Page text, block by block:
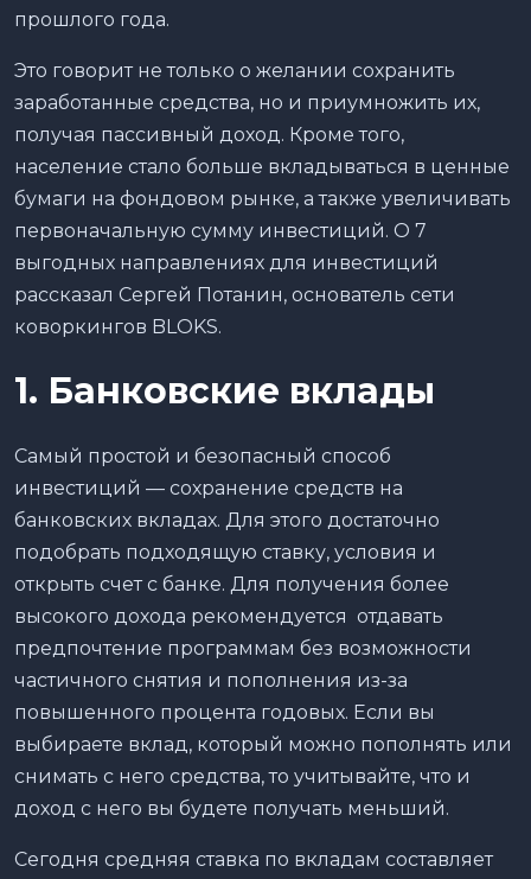
прошлого года.
Это говорит не только о желании сохранить
заработанные средства, но и приумножить их,
получая пассивный доход. Кроме того,
население стало больше вкладываться в ценные
бумаги на фондовом рынке, а также увеличивать
первоначальную сумму инвестиций. О 7
выгодных направлениях для инвестиций
рассказал Сергей Потанин, основатель сети
коворкингов BLOKS.
1. Банковские вклады
Самый простой и безопасный способ
инвестиций — сохранение средств на
банковских вкладах. Для этого достаточно
подобрать подходящую ставку, условия и
открыть счет с банке. Для получения более
высокого дохода рекомендуется отдавать
предпочтение программам без возможности
частичного снятия и пополнения из-за
повышенного процента годовых. Если вы
выбираете вклад, который можно пополнять или
снимать с него средства, то учитывайте, что и
доход с него вы будете получать меньший.
Сегодня средняя ставка по вкладам составляет